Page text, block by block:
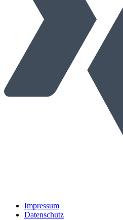
Impressum
Datenschutz